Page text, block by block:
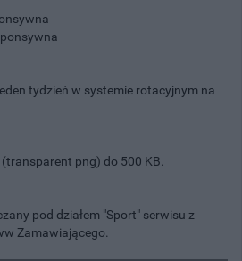
tydzień w systemie rotacyjnym na
png) do 500 KB.
pod działem "Sport" serwisu z
Zamawiającego.